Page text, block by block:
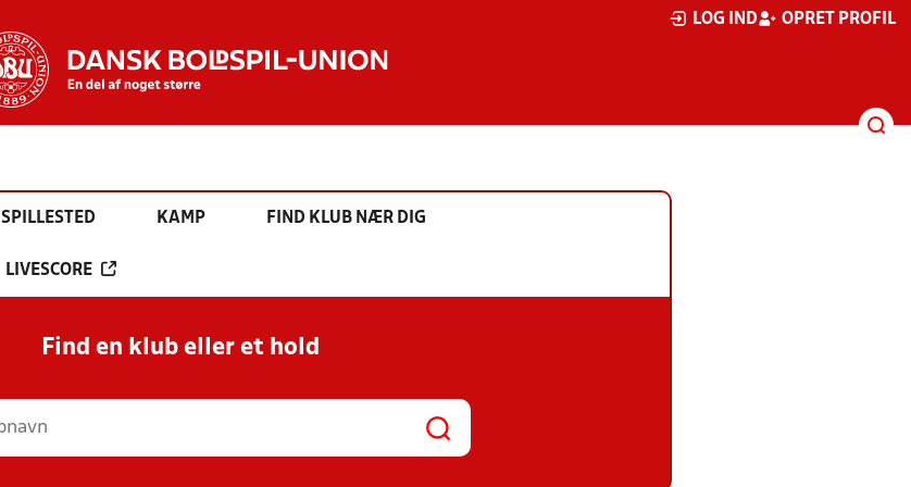
LOG IND OPRET PROFIL
SPILLESTED KAMP FIND KLUB NÆR DIG
LIVESCORE
Find en klub eller et hold